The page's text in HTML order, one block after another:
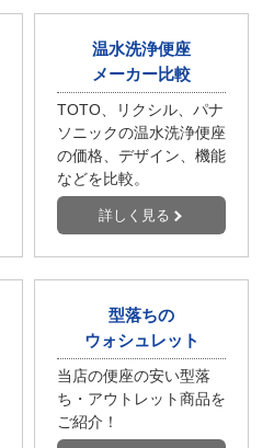
温水洗浄便座
メーカー比較
TOTO、リクシル、パナ
ソニックの温水洗浄便座
の価格、デザイン、機能
などを比較。
詳しく見る
型落ちの
ウォシュレット
当店の便座の安い型落
ち・アウトレット商品を
ご紹介！